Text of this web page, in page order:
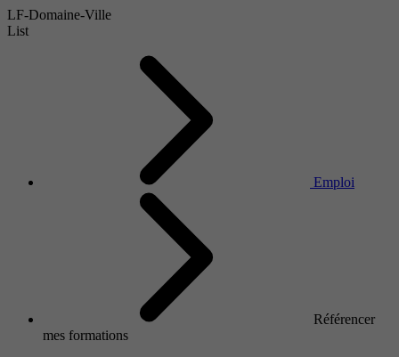
LF-Domaine-Ville
List
Emploi
Référencer
mes formations